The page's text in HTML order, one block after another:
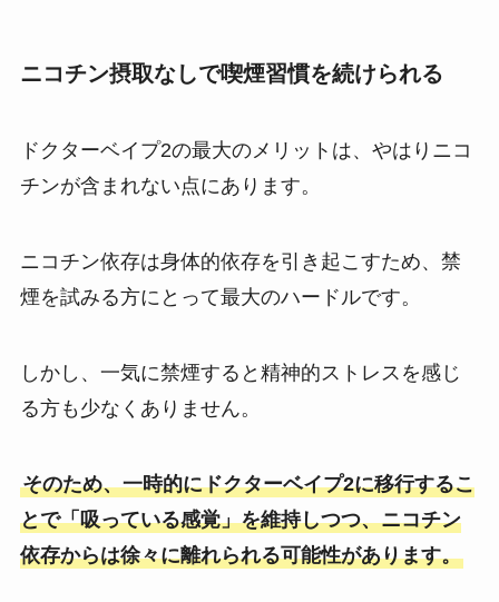
ニコチン摂取なしで喫煙習慣を続けられる
ドクターベイプ2の最大のメリットは、やはりニコ
チンが含まれない点にあります。
ニコチン依存は身体的依存を引き起こすため、禁
煙を試みる方にとって最大のハードルです。
しかし、一気に禁煙すると精神的ストレスを感じ
る方も少なくありません。
そのため、一時的にドクターベイプ2に移行するこ
とで「吸っている感覚」を維持しつつ、ニコチン
依存からは徐々に離れられる可能性があります。